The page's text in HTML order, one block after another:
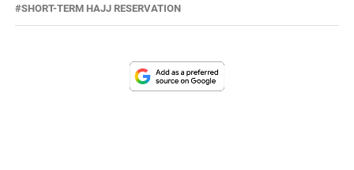
SHORT-TERM HAJJ RESERVATION